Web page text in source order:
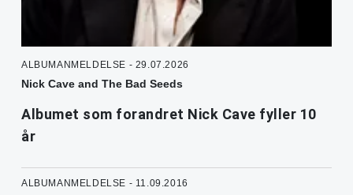
ALBUMANMELDELSE - 29.07.2026
Nick Cave and The Bad Seeds
Albumet som forandret Nick Cave fyller 10
år
ALBUMANMELDELSE - 11.09.2016